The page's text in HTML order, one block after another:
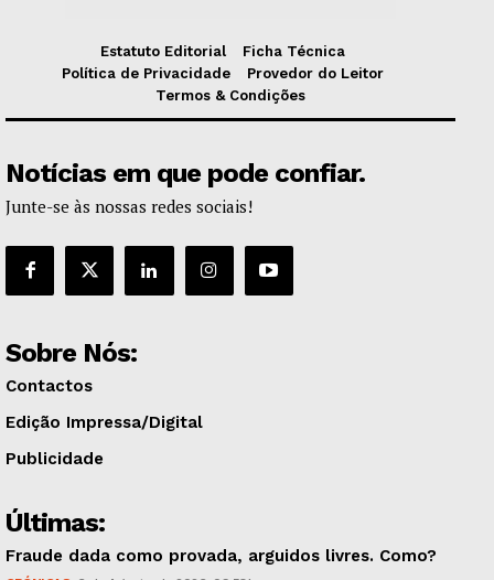
Estatuto Editorial
Ficha Técnica
Política de Privacidade
Provedor do Leitor
Termos & Condições
Notícias em que pode confiar.
Junte-se às nossas redes sociais!
Sobre Nós:
Contactos
Edição Impressa/Digital
Publicidade
Últimas:
Fraude dada como provada, arguidos livres. Como?